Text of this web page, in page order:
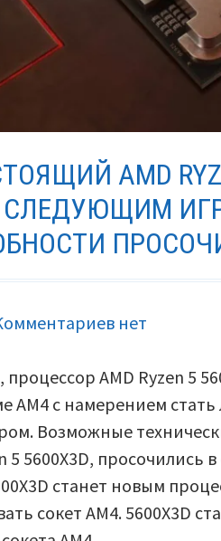
AMD
СЛЕДУЮЩИМ
к
AMD
Ryzen
5
5600X3D
может
нет
процессор AMD Ryzen 5
AM4 с намерением
Возможные
5 5600X3D, просочились
станет новым
сокет AM4. 5600X3D